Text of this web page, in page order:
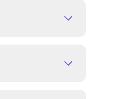
lager i förväg.